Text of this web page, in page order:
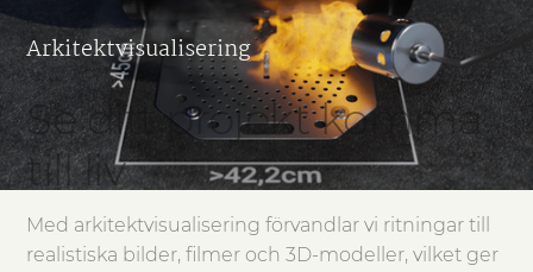
Arkitektvisualisering
Se ditt projekt komma
till liv
Med arkitektvisualisering förvandlar vi ritningar till
realistiska bilder, filmer och 3D-modeller, vilket ger